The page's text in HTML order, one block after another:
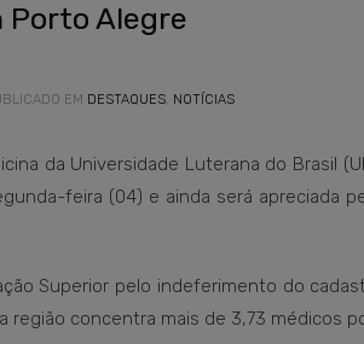
Porto Alegre
EM DESTAQUES, NOTÍCIAS
da Universidade Luterana do Brasil
feira (04) e ainda será apreciada
Superior pelo indeferimento do
concentra mais de 3,73 médicos